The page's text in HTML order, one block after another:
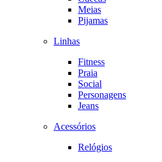
Meias
Pijamas
Linhas
Fitness
Praia
Social
Personagens
Jeans
Acessórios
Relógios